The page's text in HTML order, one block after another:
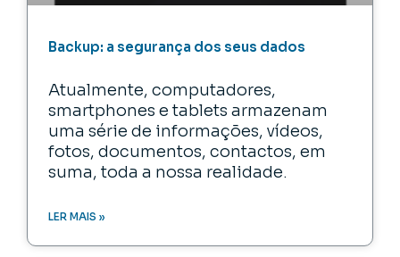
Backup: a segurança dos seus dados
Atualmente, computadores,
smartphones e tablets armazenam
uma série de informações, vídeos,
fotos, documentos, contactos, em
suma, toda a nossa realidade.
LER MAIS »